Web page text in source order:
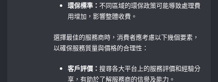
環保標準：不同區域的環保政策可能導致處理費
用增加，影響整體收費。
選擇最佳的服務商時，消費者應考慮以下幾個要素，
以確保服務質量與價格的合理性：
客戶評價：搜尋各大平台上的服務評價和經驗分
享，有助於了解服務商的信譽及能力。